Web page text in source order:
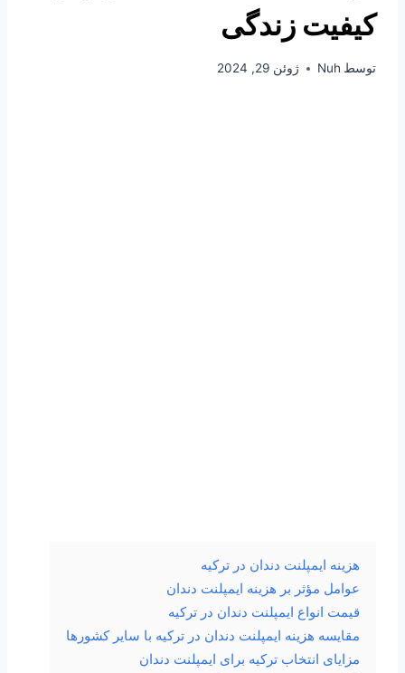
کیفیت زندگی
توسط Nuh ژوئن 29, 2024
هزینه ایمپلنت دندان در ترکیه
عوامل مؤثر بر هزینه ایمپلنت دندان
قیمت انواع ایمپلنت دندان در ترکیه
مقایسه هزینه ایمپلنت دندان در ترکیه با سایر کشورها
مزایای انتخاب ترکیه برای ایمپلنت دندان